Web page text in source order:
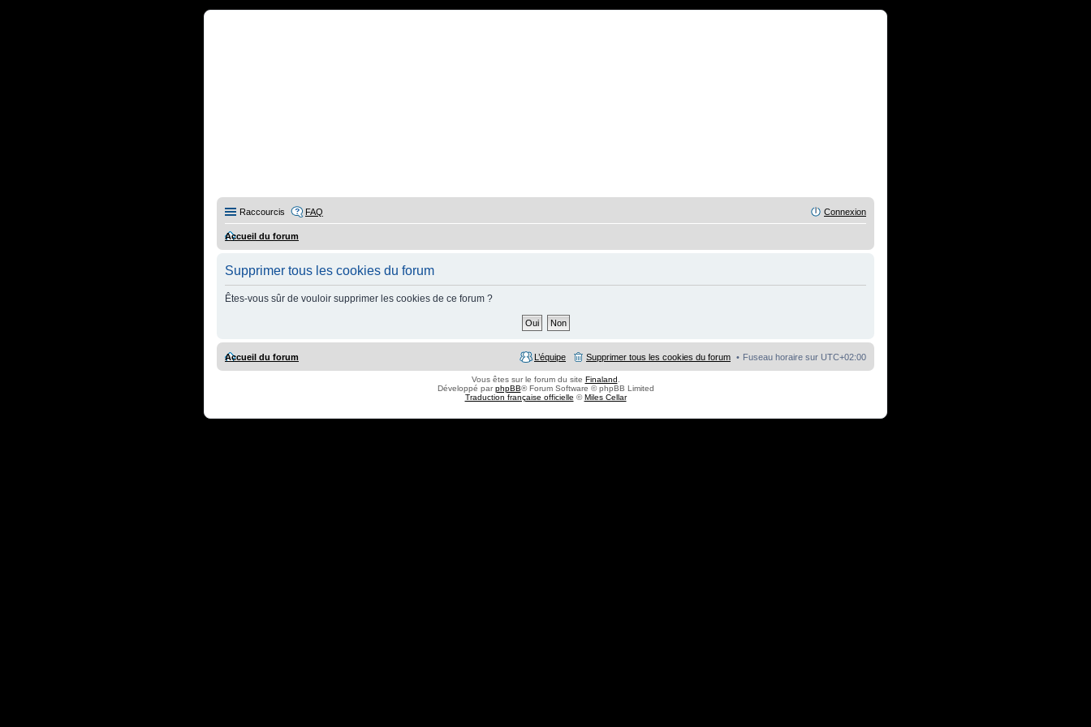
Raccourcis FAQ Connexion
Accueil du forum
Supprimer tous les cookies du forum
Êtes-vous sûr de vouloir supprimer les cookies de ce forum ?
Accueil du forum Fuseau horaire sur UTC+02:00
Supprimer tous les cookies du forum
L’équipe
Vous êtes sur le forum du site Finaland
Développé parphpBB® Forum Software © phpBB Limited
Traduction française officielle ©Miles Cellar